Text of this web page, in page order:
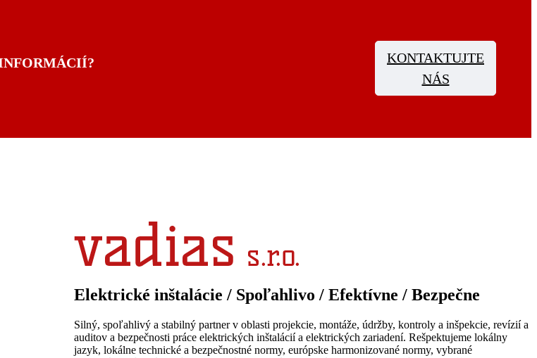
KONTAKTUJTE
NÁS
Elektrické inštalácie / Spoľahlivo / Efektívne / Bezpečne
Silný, spoľahlivý a stabilný partner v oblasti projekcie, montáže, údržby, kontroly a inšpekcie, revízií a
auditov a bezpečnosti práce elektrických inštalácií a elektrických zariadení. Rešpektujeme lokálny
jazyk, lokálne technické a bezpečnostné normy, európske harmonizované normy, vybrané